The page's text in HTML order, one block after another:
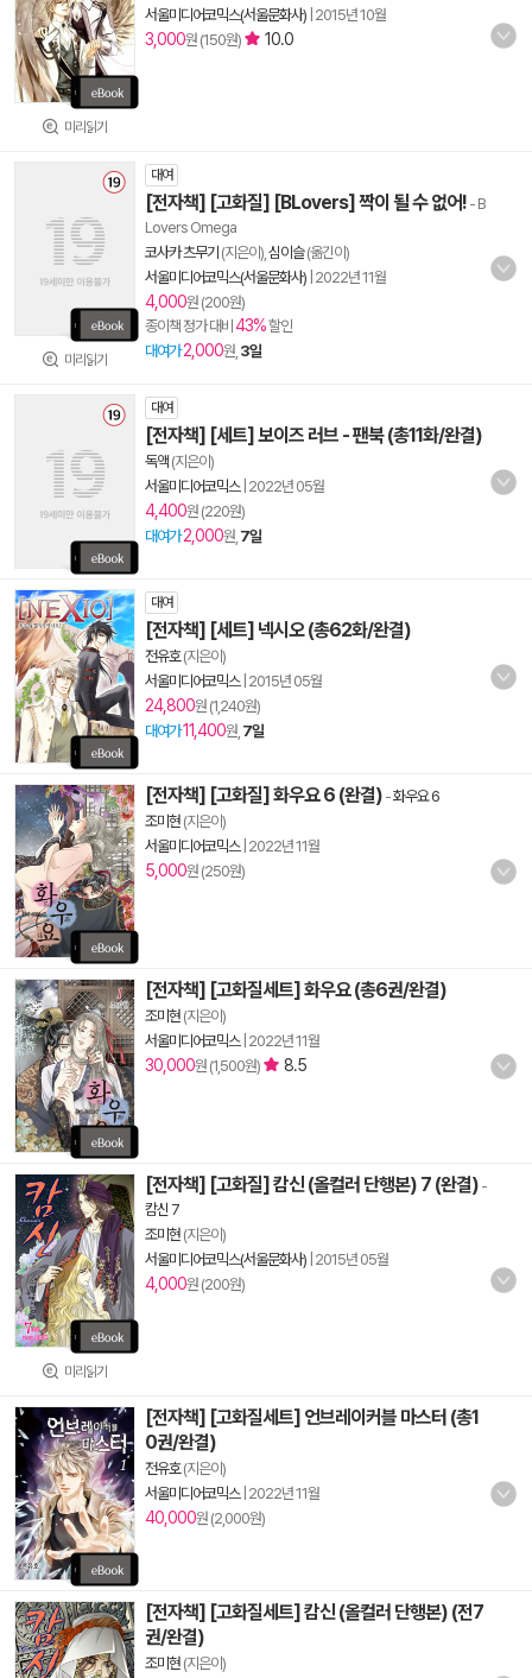
미리읽기
서울미디어코믹스(서울문화사) 2015년 10월
3,000원 (150원) 10.0
미리읽기
대여
[전자책] [고화질] [BLovers] 짝이 될 수 없어! - B
Lovers Omega
코사카 츠무기 (지은이), 심이슬(옮긴이)
서울미디어코믹스(서울문화사) 2022년 11월
4,000원 (200원)
종이책 정가 대비 43%할인
대여가 2,000원, 3일
대여
[전자책] [세트] 보이즈 러브 - 팬북 (총11화/완결)
독액 (지은이)
서울미디어코믹스| 2022년 05월
4,400원 (220원)
대여가 2,000원, 7일
대여
[전자책] [세트] 넥시오 (총62화/완결)
전유호(지은이)
서울미디어코믹스| 2015년 05월
24,800원 (1,240원)
대여가11,400원, 7일
[전자책] [고화질] 화우요 6 (완결) -화우요 6
조미현 (지은이)
서울미디어코믹스| 2022년 11월
5,000원 (250원)
[전자책] [고화질세트] 화우요 (총6권/완결)
조미현 (지은이)
서울미디어코믹스| 2022년 11월
30,000원 (1,500원) 8.5
미리읽기
[전자책] [고화질] 캄신 (올컬러 단행본) 7 (완결) -
캄신 7
조미현 (지은이)
서울미디어코믹스(서울문화사) 2015년 05월
4,000원 (200원)
[전자책] [고화질세트] 언브레이커블 마스터 (총1
0권/완결)
전유호(지은이)
서울미디어코믹스| 2022년 11월
40,000원 (2,000원)
[전자책] [고화질세트] 캄신 (올컬러 단행본) (전7
권/완결)
조미현 (지은이)